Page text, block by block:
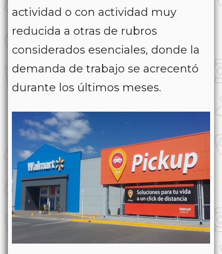
actividad o con actividad muy
reducida a otras de rubros
considerados esenciales, donde la
demanda de trabajo se acrecentó
durante los últimos meses.